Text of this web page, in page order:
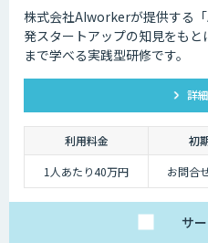
株式会社AIworkerが提供する
発スタートアップの知見をも
まで学べる実践型研修です。
詳
利用料金 初
1人あたり40万円
お問合
サ